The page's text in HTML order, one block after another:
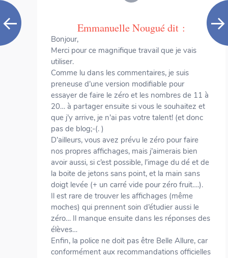
Emmanuelle Nouguédit :
Bonjour,
Merci pour ce magnifique travail que je vais
utiliser.
Comme lu dans les commentaires, je suis
preneuse d’une version modifiable pour
essayer de faire le zéro et les nombres de 11 à
20… à partager ensuite si vous le souhaitez et
que j’y arrive, je n’ai pas votre talent! (et donc
pas de blog;-(. )
D’ailleurs, vous avez prévu le zéro pour faire
nos propres affichages, mais j’aimerais bien
avoir aussi, si c’est possible, l’image du dé et de
la boite de jetons sans point, et la main sans
doigt levée (+ un carré vide pour zéro fruit….).
Il est rare de trouver les affichages (même
moches) qui prennent soin d’étudier aussi le
zéro… Il manque ensuite dans les réponses des
élèves…
Enfin, la police ne doit pas être Belle Allure, car
conformément aux recommandations officielles